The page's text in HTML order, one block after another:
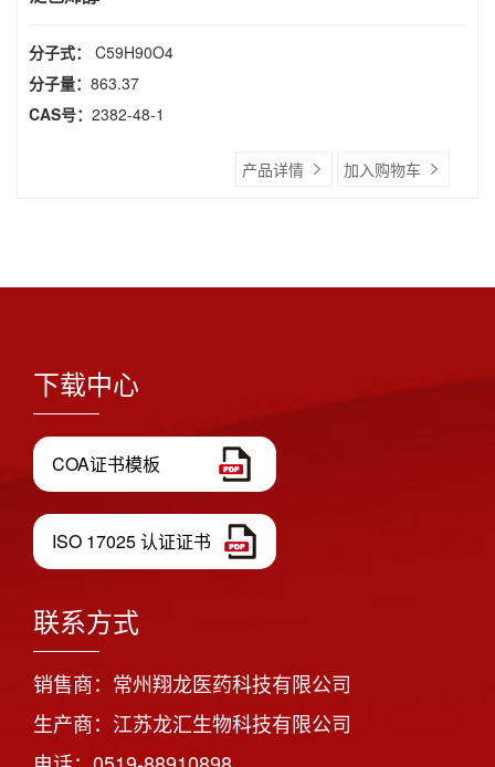
分子式： C59H90O4
分子量： 863.37
CAS号： 2382-48-1
产品详情 加入购物车
下载中心
COA证书模板
ISO 17025 认证证书
联系方式
销售商：常州翔龙医药科技有限公司
生产商：江苏龙汇生物科技有限公司